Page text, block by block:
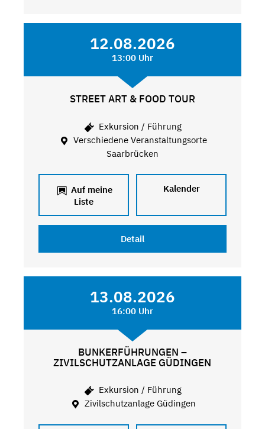
12.08.2026
13:00 Uhr
STREET ART & FOOD TOUR
Exkursion / Führung
Verschiedene Veranstaltungsorte
Saarbrücken
Auf meine
Liste
Kalender
Detail
13.08.2026
16:00 Uhr
BUNKERFÜHRUNGEN –
ZIVILSCHUTZANLAGE GÜDINGEN
Exkursion / Führung
Zivilschutzanlage Güdingen